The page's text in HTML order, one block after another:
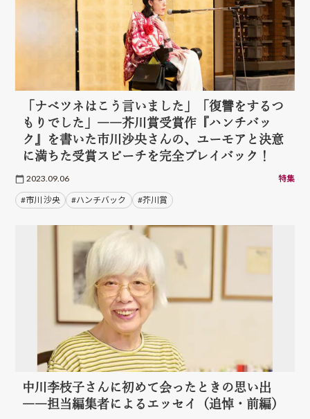
「ナベツネはこう言いました」「復讐をするつ
もりでした」――芥川賞受賞作『ハンチバッ
ク』を書いた市川沙央さんの、ユーモアと決意
に満ちた受賞スピーチを完全プレイバック！
2023.09.06 特集
#市川 沙央 #ハンチバック #芥川賞
中川李枝子さんに初めて会ったときの思い出
――担当編集者によるエッセイ（追悼・前編）